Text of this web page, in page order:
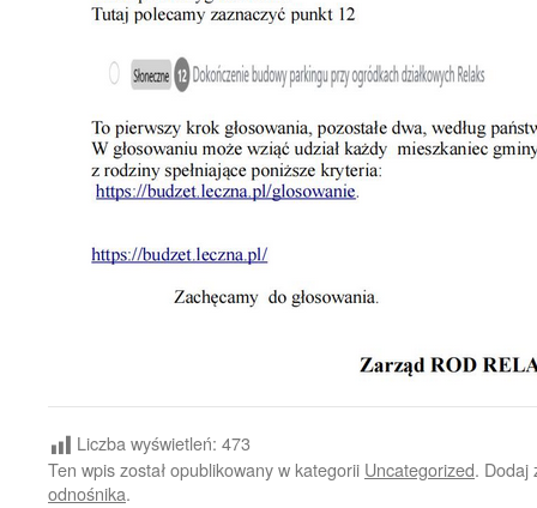
Liczba wyświetleń: 473
Ten wpis został opublikowany w kategorii Uncategorized. Dodaj
odnośnika.